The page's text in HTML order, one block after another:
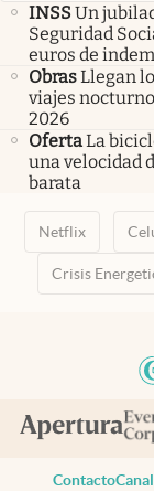
INSSUn
Seguridad
euros de
ObrasLlegan
viajes
2026
OfertaLa
una velocidad
barata
Netflix
Crisis
Contacto